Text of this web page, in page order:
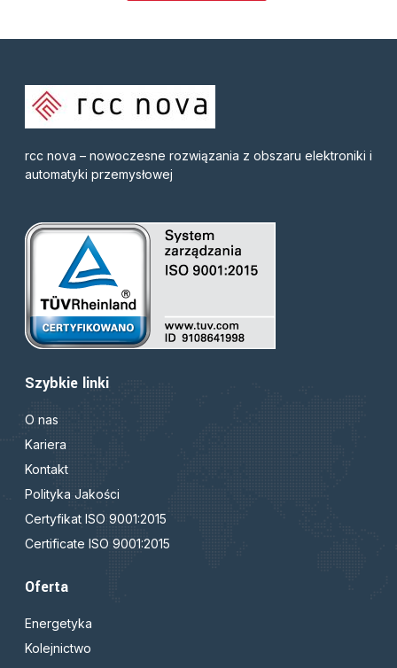
rcc nova – nowoczesne rozwiązania z obszaru elektroniki i
automatyki przemysłowej
Szybkie linki
O nas
Kariera
Kontakt
Polityka Jakości
Certyfikat ISO 9001:2015
Certificate ISO 9001:2015
Oferta
Energetyka
Kolejnictwo